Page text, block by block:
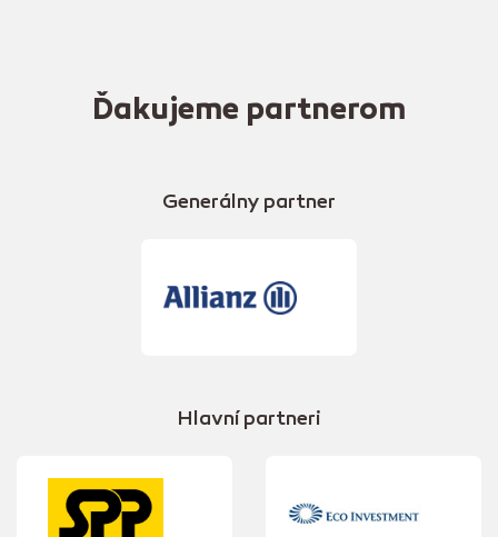
Ďakujeme partnerom
Generálny partner
Hlavní partneri